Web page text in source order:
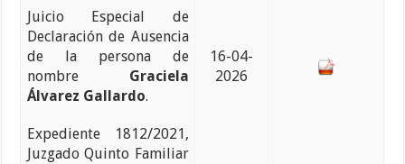
Juicio Especial de
Declaración de Ausencia
de la persona de
nombre Graciela
Álvarez Gallardo.
Expediente 1812/2021,
Juzgado Quinto Familiar
16-04-
2026